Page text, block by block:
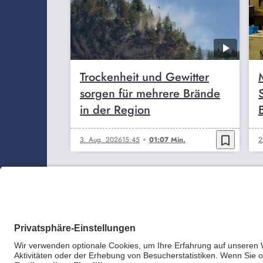
Trockenheit und Gewitter
sorgen für mehrere Brände
in der Region
3. Aug. 202615:45 01:07 Min. bookmark_border